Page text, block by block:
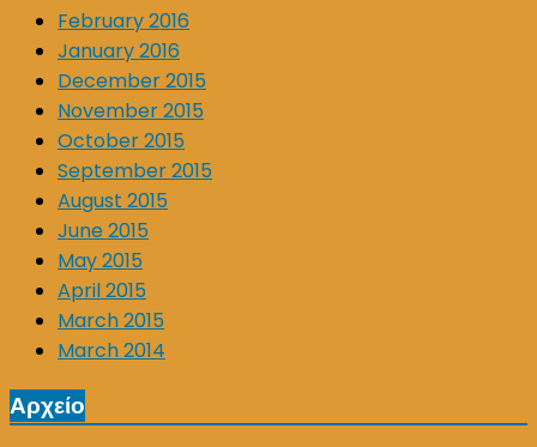
February 2016
January 2016
December 2015
November 2015
October 2015
September 2015
August 2015
June 2015
May 2015
April 2015
March 2015
March 2014
Αρχείο